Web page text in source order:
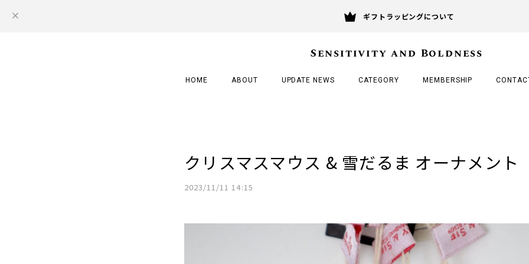
ギフトラッピングについて
Sensitivity and Boldness
HOME ABOUT UPDATE NEWS CATEGORY MEMBERSHIP
クリスマスマウス & 雪だるま オーナメント
2023/11/11 14:15